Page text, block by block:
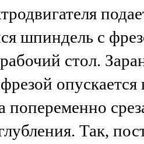
шпиндель с
стол.
опускается
попеременно
Так,